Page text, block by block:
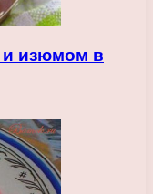
и изюмом в